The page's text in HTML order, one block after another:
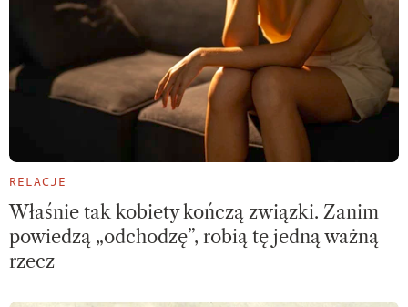
RELACJE
Właśnie tak kobiety kończą związki. Zanim
powiedzą „odchodzę”, robią tę jedną ważną
rzecz